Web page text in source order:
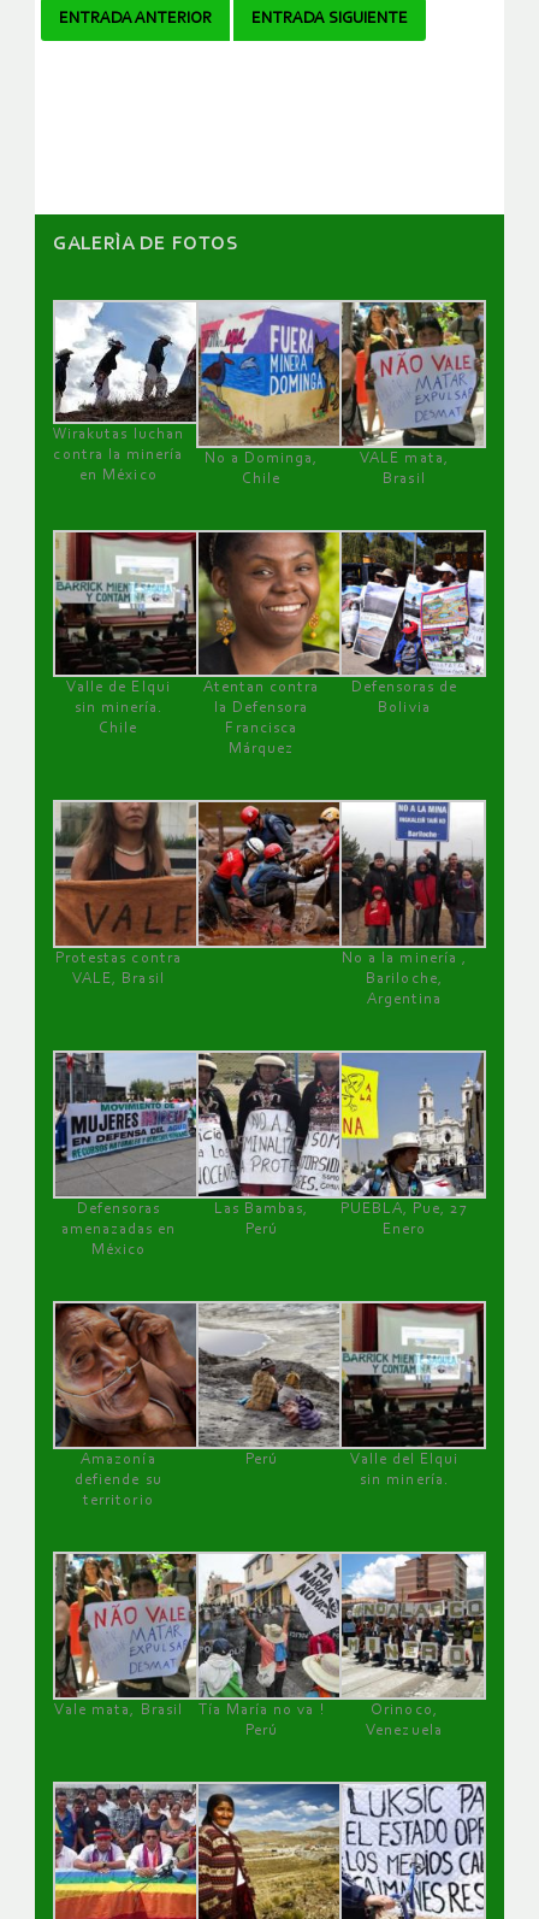
Navegador
ENTRADA ANTERIOR ENTRADA SIGUIENTE
GALERÌA DE FOTOS
Wirakutas luchan
contra la minería
en México
No a Dominga,
Chile
VALE mata,
Brasil
Valle de Elqui
sin minería.
Chile
Atentan contra
la Defensora
Francisca
Márquez
Defensoras de
Bolivia
Protestas contra
VALE, Brasil
No a la minería ,
Bariloche,
Argentina
Defensoras
amenazadas en
México
Las Bambas,
Perú
PUEBLA, Pue, 27
Enero
Amazonía
defiende su
territorio
Perú
Valle del Elqui
sin minería.
Vale mata, Brasil
Tía María no va !
Perú
Orinoco,
Venezuela